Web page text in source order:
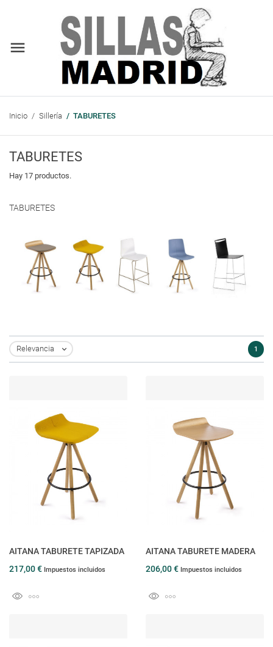
Inicio Sillería TABURETES
TABURETES
Hay 17 productos.
TABURETES
Relevancia  1
AITANA TABURETE TAPIZADA
217,00 € Impuestos incluidos
AITANA TABURETE MADERA
206,00 € Impuestos incluidos